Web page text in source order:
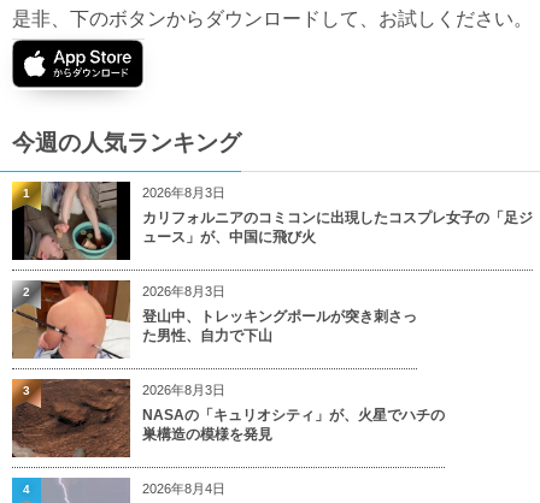
是非、下のボタンからダウンロードして、お試しください。
今週の人気ランキング
2026年8月3日
カリフォルニアのコミコンに出現したコスプレ女子の「足ジ
ュース」が、中国に飛び火
1
2026年8月3日
登山中、トレッキングポールが突き刺さっ
た男性、自力で下山
2
2026年8月3日
NASAの「キュリオシティ」が、火星でハチの
巣構造の模様を発見
3
2026年8月4日
4